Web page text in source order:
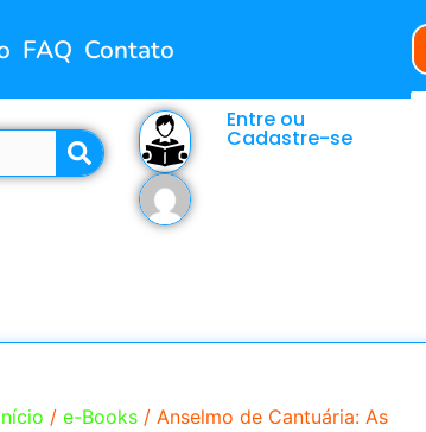
FAQ Contato
Entre ou
Cadastre-se
/ e-Books/ Anselmo de Cantuária: As